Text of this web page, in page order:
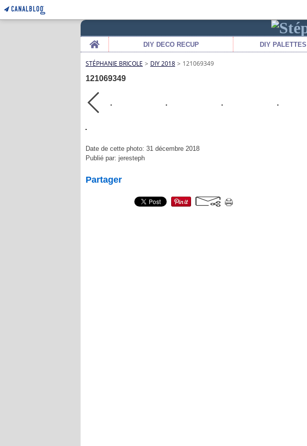
Home
DIY DECO RECUP DIY
STÉPHANIE BRICOLE > DIY 2018 > 121069349
121069349
Date de cette photo: 31 décembre 2018
Publié par: jeresteph
Partager